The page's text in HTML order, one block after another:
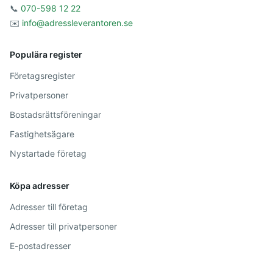
📞 070-598 12 22
✉️ info@adressleverantoren.se
Populära register
Företagsregister
Privatpersoner
Bostadsrättsföreningar
Fastighetsägare
Nystartade företag
Köpa adresser
Adresser till företag
Adresser till privatpersoner
E-postadresser